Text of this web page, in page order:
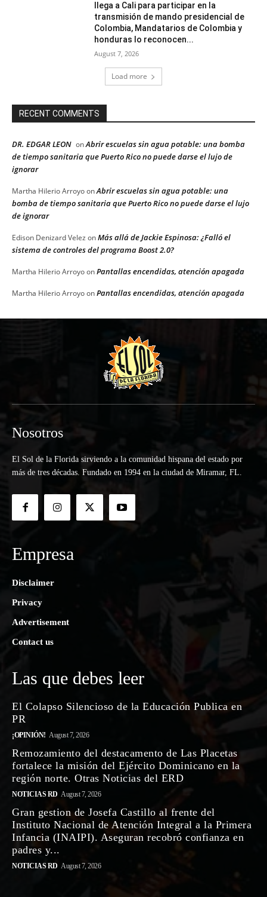
llega a Cali para participar en la
transmisión de mando presidencial de
Colombia, Mandatarios de Colombia y
honduras lo reconocen...
August 7, 2026
Load more
RECENT COMMENTS
DR. EDGAR LEON onAbrir escuelas sin agua potable: una bomba
de tiempo sanitaria que Puerto Rico no puede darse el lujo de
ignorar
Martha Hilerio ArroyoonAbrir escuelas sin agua potable: una
bomba de tiempo sanitaria que Puerto Rico no puede darse el lujo
de ignorar
Edison Denizard Velez onMás allá de Jackie Espinosa: ¿Falló el
sistema de controles del programa Boost 2.0?
Martha Hilerio ArroyoonPantallas encendidas, atención apagada
Martha Hilerio ArroyoonPantallas encendidas, atención apagada
Nosotros
El Sol de la Florida sirviendo a la comunidad hispana del estado por
más de tres décadas. Fundado en 1994 en la ciudad de Miramar, FL.
Empresa
Disclaimer
Privacy
Advertisement
Contact us
Las que debes leer
El Colapso Silencioso de la Educación Publica en
PR
¡OPINIÓN! August 7, 2026
Remozamiento del destacamento de Las Placetas
fortalece la misión del Ejército Dominicano en la
región norte. Otras Noticias del ERD
NOTICIAS RD August 7, 2026
Gran gestion de Josefa Castillo al frente del
Instituto Nacional de Atención Integral a la Primera
Infancia (INAIPI). Aseguran recobró confianza en
padres y...
NOTICIAS RD August 7, 2026